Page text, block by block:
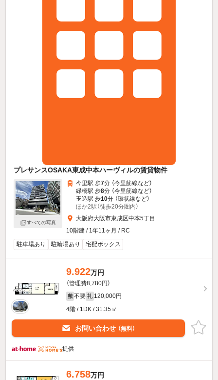
プレサンスOSAKA東成中本ハーヴィルの賃貸物件
すべての写真
今里駅 歩7分 （今里筋線など）
緑橋駅 歩8分 （今里筋線など）
玉造駅 歩10分 （環状線など）
ほか2駅（徒歩20分圏内）
大阪府大阪市東成区中本5丁目
10階建 / 1年11ヶ月 / RC
駐車場あり
駐輪場あり 宅配ボックス
9.922万円
（管理費8,780円）
敷 不要 礼 120,000円
4階 / 1DK / 31.35㎡
お問い合わせ （無料）
提供
6.758万円